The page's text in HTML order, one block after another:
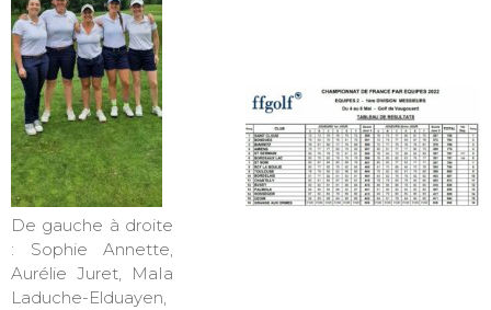
De gauche à droite
: Sophie Annette,
Aurélie Juret, MaIa
Laduche-Elduayen,